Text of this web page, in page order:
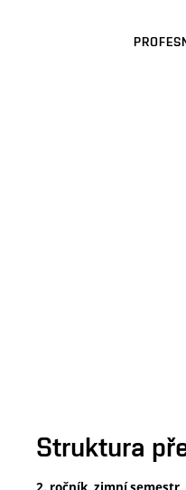
Struktura